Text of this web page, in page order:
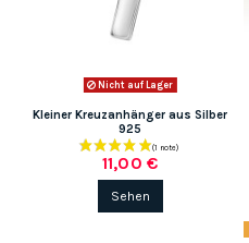
Nicht auf Lager
Kleiner Kreuzanhänger aus Silber
925
11,00 €
Sehen